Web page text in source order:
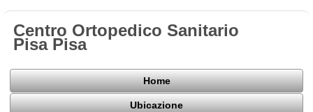
Centro Ortopedico Sanitario
Pisa Pisa
Home
Ubicazione